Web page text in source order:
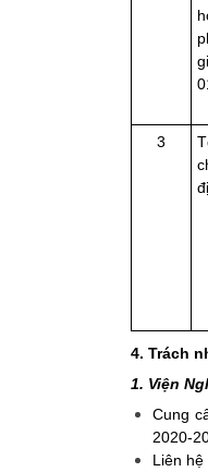
3
4. Trách
1. Viện
Cung
2020-
Liên hệ